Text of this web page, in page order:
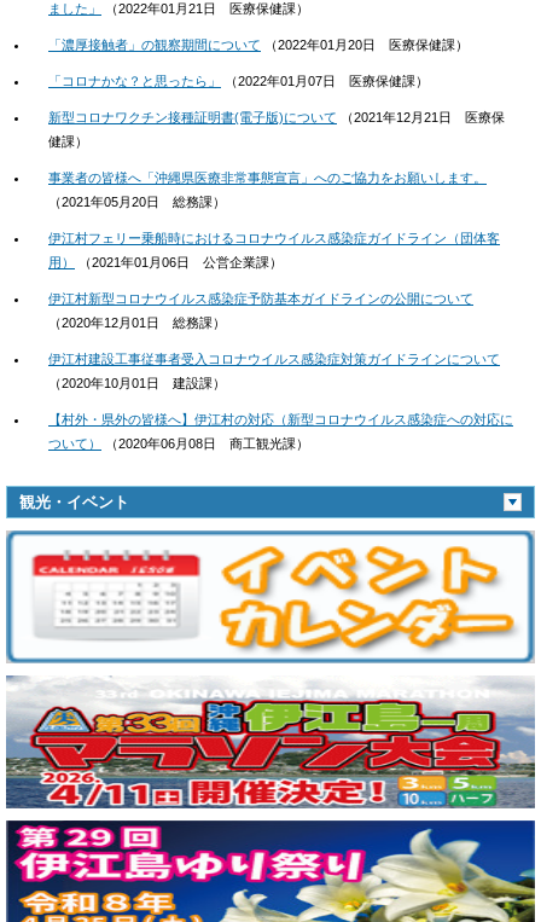
ました」
（2022年01月21日 医療保健課）
「濃厚接触者」の観察期間について （2022年01月20日 医療保健課）
「コロナかな？と思ったら」 （2022年01月07日 医療保健課）
新型コロナワクチン接種証明書(電子版)について （2021年12月21日
医療保
健課）
事業者の皆様へ「沖縄県医療非常事態宣言」へのご協力をお願いします。
（2021年05月20日 総務課）
伊江村フェリー乗船時におけるコロナウイルス感染症ガイドライン（団体客
用）
（2021年01月06日 公営企業課）
伊江村新型コロナウイルス感染症予防基本ガイドラインの公開について
（2020年12月01日 総務課）
伊江村建設工事従事者受入コロナウイルス感染症対策ガイドラインについて
（2020年10月01日 建設課）
【村外・県外の皆様へ】伊江村の対応（新型コロナウイルス感染症への対応に
ついて）
（2020年06月08日 商工観光課）
観光・イベント